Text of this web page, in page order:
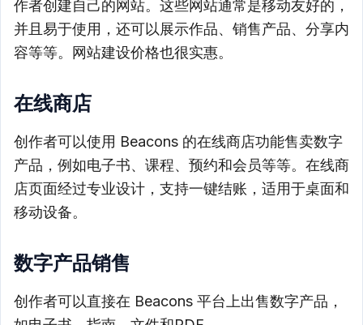
作者创建自己的网站。这些网站通常是移动友好的，
并且易于使用，还可以展示作品、销售产品、分享内
容等等。网站建设价格也很实惠。
在线商店
创作者可以使用 Beacons 的在线商店功能售卖数字
产品，例如电子书、课程、预约和会员等等。在线商
店页面经过专业设计，支持一键结账，适用于桌面和
移动设备。
数字产品销售
创作者可以直接在 Beacons 平台上出售数字产品，